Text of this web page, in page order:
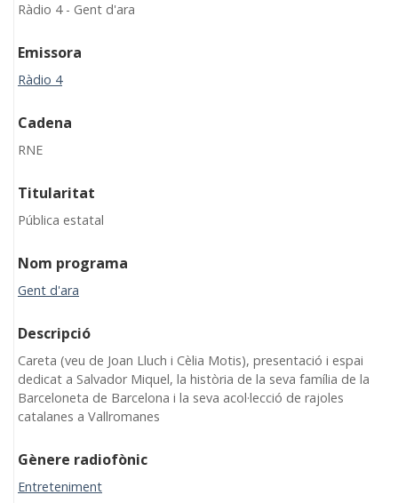
Ràdio 4 - Gent d'ara
Emissora
Ràdio 4
Cadena
RNE
Titularitat
Pública estatal
Nom programa
Gent d'ara
Descripció
Careta (veu de Joan Lluch i Cèlia Motis), presentació i espai
dedicat a Salvador Miquel, la història de la seva família de la
Barceloneta de Barcelona i la seva acol·lecció de rajoles
catalanes a Vallromanes
Gènere radiofònic
Entreteniment